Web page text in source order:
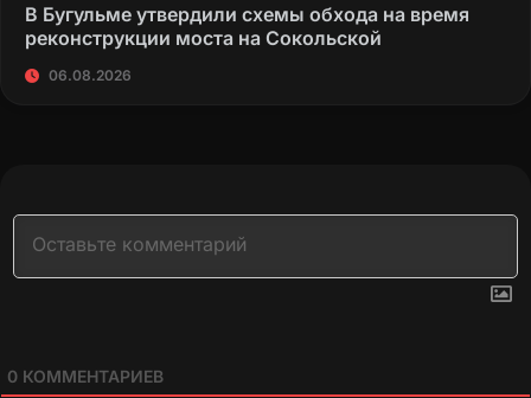
В Бугульме утвердили схемы обхода на время
реконструкции моста на Сокольской
06.08.2026
0 КОММЕНТАРИЕВ